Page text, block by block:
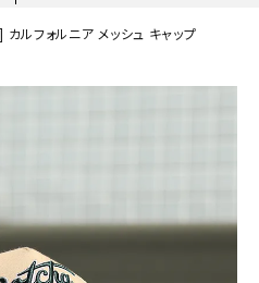
ルフォルニア メッシュ キャップ